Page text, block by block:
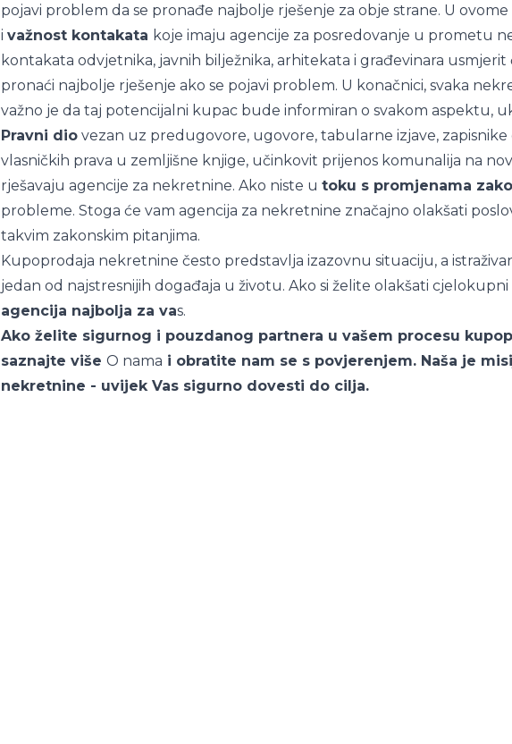
pojavi problem da se pronađe najbolje rješenje za obje strane. U
i važnost kontakata koje imaju agencije za posredovanje u prometu
kontakata odvjetnika, javnih bilježnika, arhitekata i građevinara
pronaći najbolje rješenje ako se pojavi problem. U konačnici, svaka
važno je da taj potencijalni kupac bude informiran o svakom aspektu,
Pravni dio vezan uz predugovore, ugovore, tabularne izjave, zapisnike
vlasničkih prava u zemljišne knjige, učinkovit prijenos komunalija na
rješavaju agencije za nekretnine. Ako niste u toku s promjenama
probleme. Stoga će vam agencija za nekretnine značajno olakšati
takvim zakonskim pitanjima.
Kupoprodaja nekretnine često predstavlja izazovnu situaciju, a
jedan od najstresnijih događaja u životu. Ako si želite olakšati
agencija najbolja za vas.
Ako želite sigurnog i pouzdanog partnera u vašem procesu
saznajte više O nama i obratite nam se s povjerenjem. Naša je
nekretnine - uvijek Vas sigurno dovesti do cilja.